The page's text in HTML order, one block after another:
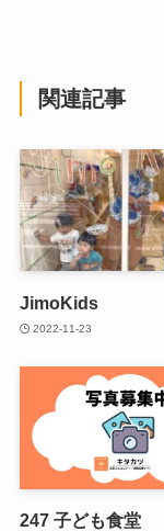
関連記事
JimoKids
2022-11-23
247 子ども食堂